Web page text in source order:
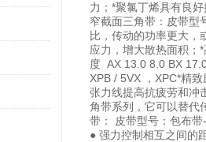
力；*聚氯丁烯具有良
窄截面三角带：皮带型
比，传动的功率更大，
应力，增大散热面积；
度 AX 13.0 8.0 BX
XPB / 5VX ，XPC*精
张力线提高抗疲劳和冲
角带系列，它可以替代
带： 皮带型号：包布
● 强力控制相互之间的